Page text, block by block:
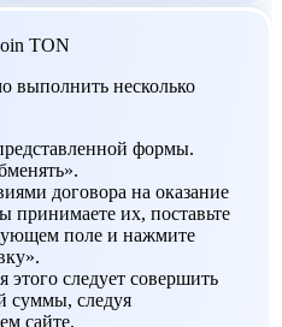
TON
выполнить несколько
формы.
договора на оказание
принимаете их, поставьте
поле и нажмите
этого следует совершить
суммы, следуя
сайте.